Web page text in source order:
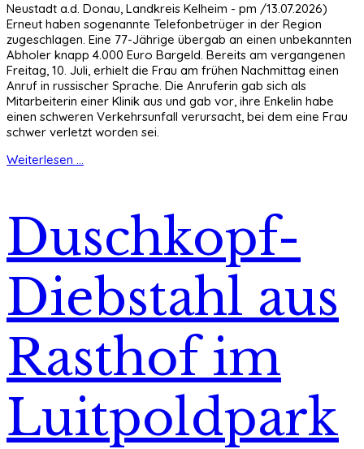
Neustadt a.d. Donau, Landkreis Kelheim - pm /13.07.2026)
Erneut haben sogenannte Telefonbetrüger in der Region
zugeschlagen. Eine 77-Jährige übergab an einen unbekannten
Abholer knapp 4.000 Euro Bargeld. Bereits am vergangenen
Freitag, 10. Juli, erhielt die Frau am frühen Nachmittag einen
Anruf in russischer Sprache. Die Anruferin gab sich als
Mitarbeiterin einer Klinik aus und gab vor, ihre Enkelin habe
einen schweren Verkehrsunfall verursacht, bei dem eine Frau
schwer verletzt worden sei.
Weiterlesen ...
Duschkopf-
Diebstahl aus
Rasthof im
Luitpoldpark